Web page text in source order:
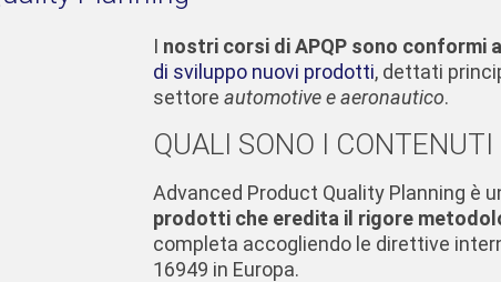
I nostri corsi di APQP sono conformi
di sviluppo nuovi prodotti, dettati
settoreautomotive e aeronautico.
QUALI SONO I CONTENUTI
Advanced Product Quality Planning è
prodotti che eredita il rigore
completa accogliendo le direttive
16949 in Europa.